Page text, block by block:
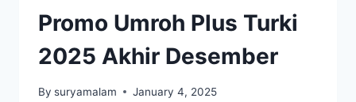
Promo Umroh Plus Turki
2025 Akhir Desember
By suryamalam January 4, 2025